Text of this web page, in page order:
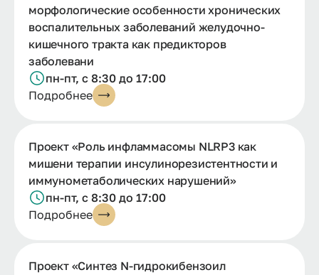
морфологические особенности хронических
воспалительных заболеваний желудочно-
кишечного тракта как предикторов
заболевани
пн-пт, с 8:30 до 17:00
Подробнее
Проект «Роль инфламмасомы NLRP3 как
мишени терапии инсулинорезистентности и
иммунометаболических нарушений»
пн-пт, с 8:30 до 17:00
Подробнее
Проект «Синтез N-гидрокибензоил